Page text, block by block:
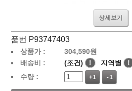
상세보기
품번 P93747403
상품가 : 304,590원
배송비 :
(조건) ! 지역별
!
수량 :
+1 -1